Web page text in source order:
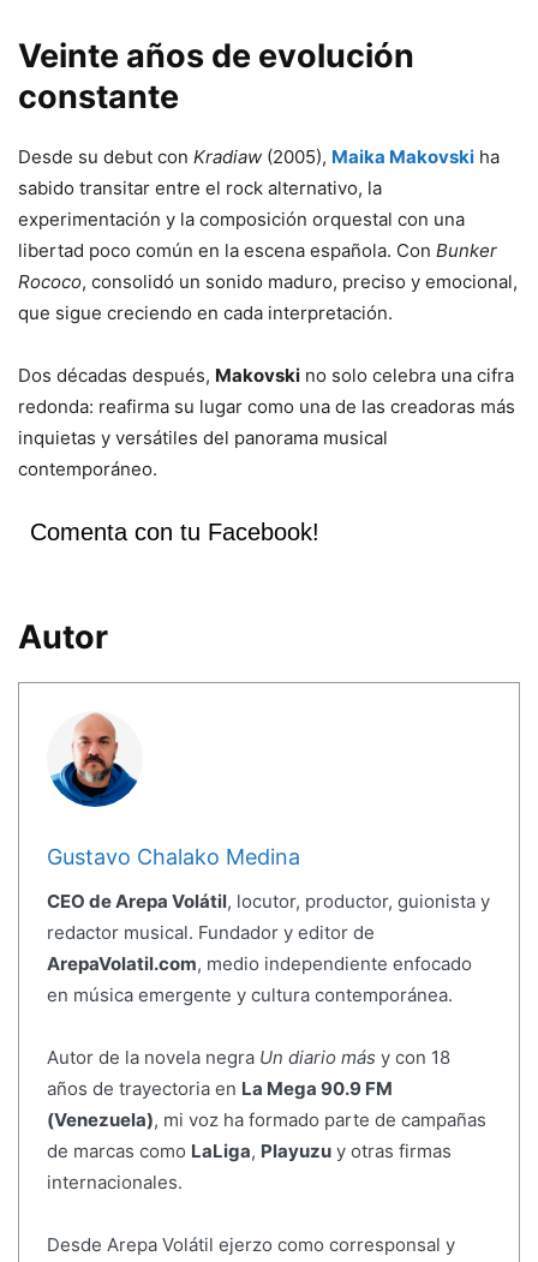
Veinte años de evolución
constante
Desde su debut con Kradiaw (2005), Maika Makovski ha
sabido transitar entre el rock alternativo, la
experimentación y la composición orquestal con una
libertad poco común en la escena española. Con Bunker
Rococo, consolidó un sonido maduro, preciso y emocional,
que sigue creciendo en cada interpretación.
Dos décadas después, Makovski no solo celebra una cifra
redonda: reafirma su lugar como una de las creadoras más
inquietas y versátiles del panorama musical
contemporáneo.
Comenta con tu Facebook!
Autor
Gustavo Chalako Medina
CEO de Arepa Volátil, locutor, productor, guionista y
redactor musical. Fundador y editor de
ArepaVolatil.com, medio independiente enfocado
en música emergente y cultura contemporánea.
Autor de la novela negra Un diario más y con 18
años de trayectoria en La Mega 90.9 FM
(Venezuela), mi voz ha formado parte de campañas
de marcas como LaLiga, Playuzuy otras firmas
internacionales.
Desde Arepa Volátil ejerzo como corresponsal y